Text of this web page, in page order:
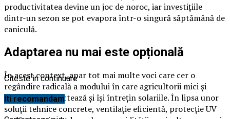
productivitatea devine un joc de noroc, iar investițiile
dintr-un sezon se pot evapora într-o singură săptămână de
caniculă.
Adaptarea nu mai este opțională
În acest context, apar tot mai multe voci care cer o
regândire radicală a modului în care agricultorii mici și
mijlocii își proiectează și își întrețin solariile. În lipsa unor
soluții tehnice concrete, ventilație eficientă, protecție UV
Citeste in continuare
Iti recomandam